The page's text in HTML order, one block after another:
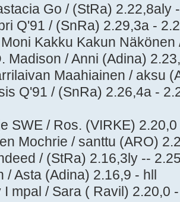
Go / (StRa) 2.22,8aly
Q'91 / (SnRa) 2.29,3a -
Kakku Kakun
Madison / Anni (Adina)
Maahiainen / aksu
Q'91 / (SnRa) 2.26,4a -
SWE / Ros. (VIRKE)
Mochrie / santtu (ARO)
/ (StRa) 2.16,3ly --
/ Asta (Adina) 2.16,9 - hll
I mpal / Sara ( Ravil) 2.20,0